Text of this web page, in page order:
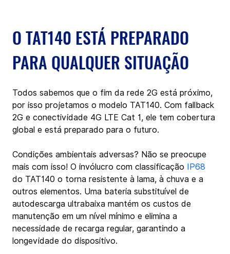
O TAT140 ESTÁ PREPARADO
PARA QUALQUER SITUAÇÃO
Todos sabemos que o fim da rede 2G está próximo,
por isso projetamos o modelo TAT140. Com fallback
2G e conectividade 4G LTE Cat 1, ele tem cobertura
global e está preparado para o futuro.
Condições ambientais adversas? Não se preocupe
mais com isso! O invólucro com classificação IP68
do TAT140 o torna resistente à lama, à chuva e a
outros elementos. Uma bateria substituível de
autodescarga ultrabaixa mantém os custos de
manutenção em um nível mínimo e elimina a
necessidade de recarga regular, garantindo a
longevidade do dispositivo.